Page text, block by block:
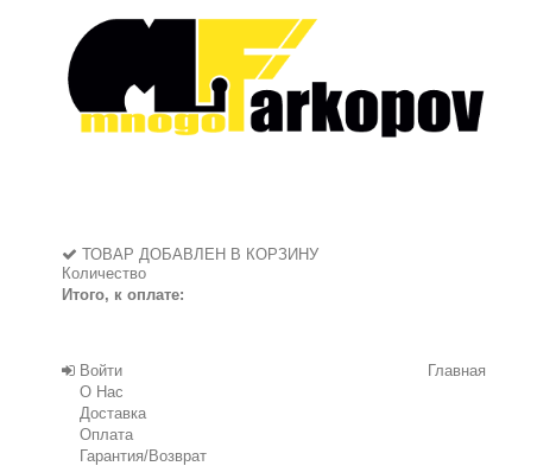
ТОВАР ДОБАВЛЕН В КОРЗИНУ
Количество
Итого, к оплате:
Войти
Главная
О Нас
Доставка
Оплата
Гарантия/Возврат